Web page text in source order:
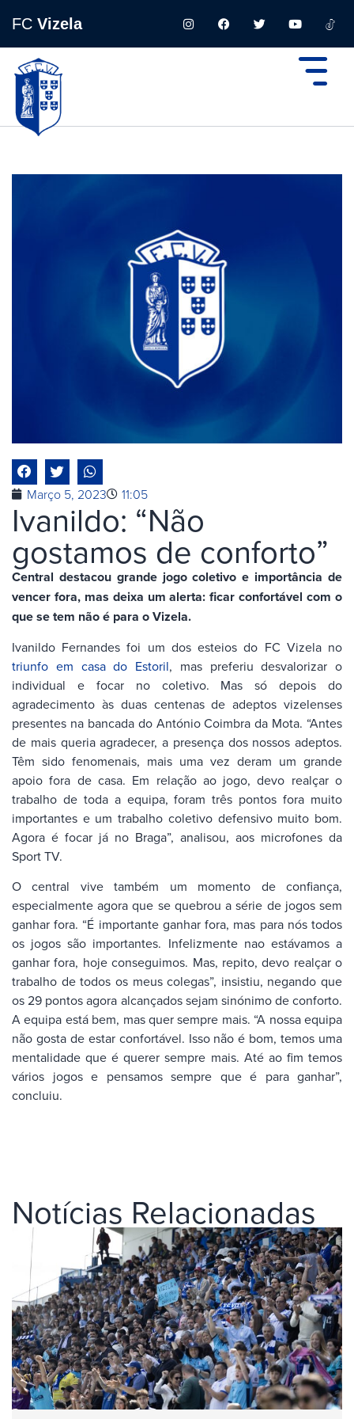
FC Vizela
Março 5, 2023 11:05
Ivanildo: “Não
gostamos de conforto”
Central destacou grande jogo coletivo e importância de
vencer fora, mas deixa um alerta: ficar confortável com o
que se tem não é para o Vizela.
Ivanildo Fernandes foi um dos esteios do FC Vizela no
triunfo em casa do Estoril, mas preferiu desvalorizar o
individual e focar no coletivo. Mas só depois do
agradecimento às duas centenas de adeptos vizelenses
presentes na bancada do António Coimbra da Mota. “Antes
de mais queria agradecer, a presença dos nossos adeptos.
Têm sido fenomenais, mais uma vez deram um grande
apoio fora de casa. Em relação ao jogo, devo realçar o
trabalho de toda a equipa, foram três pontos fora muito
importantes e um trabalho coletivo defensivo muito bom.
Agora é focar já no Braga”, analisou, aos microfones da
Sport TV.
O central vive também um momento de confiança,
especialmente agora que se quebrou a série de jogos sem
ganhar fora. “É importante ganhar fora, mas para nós todos
os jogos são importantes. Infelizmente nao estávamos a
ganhar fora, hoje conseguimos. Mas, repito, devo realçar o
trabalho de todos os meus colegas”, insistiu, negando que
os 29 pontos agora alcançados sejam sinónimo de conforto.
A equipa está bem, mas quer sempre mais. “A nossa equipa
não gosta de estar confortável. Isso não é bom, temos uma
mentalidade que é querer sempre mais. Até ao fim temos
vários jogos e pensamos sempre que é para ganhar”,
concluiu.
Notícias Relacionadas